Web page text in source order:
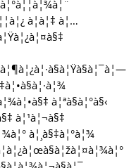
à¦à¦‡ à¦…
à¦ªà§à¦°à§‹
à¦¹à¦¬à§‡
à¦¸à§‡à¦°à¦¾